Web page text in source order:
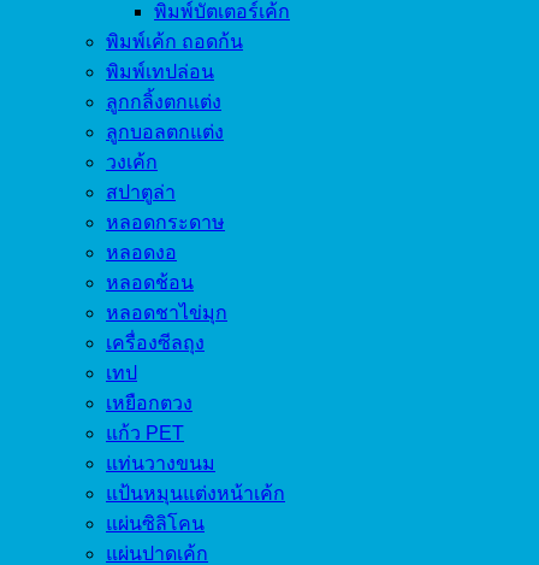
พิมพ์บัตเตอร์เค้ก
พิมพ์เค้ก ถอดก้น
พิมพ์เทปล่อน
ลูกกลิ้งตกแต่ง
ลูกบอลตกแต่ง
วงเค้ก
สปาตูล่า
หลอดกระดาษ
หลอดงอ
หลอดช้อน
หลอดชาไข่มุก
เครื่องซีลถุง
เทป
เหยือกตวง
แก้ว PET
แท่นวางขนม
แป้นหมุนแต่งหน้าเค้ก
แผ่นซิลิโคน
แผ่นปาดเค้ก